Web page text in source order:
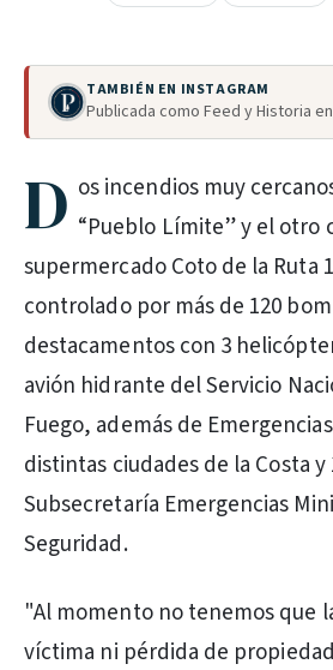
TAMBIÉN EN INSTAGRAM
Publicada como Feed y Historia en
D os incendios muy
“Pueblo Límite” y el otro
supermercado Coto de la Ruta
controlado por más de 120
destacamentos con 3
avión hidrante del Servicio
Fuego, además de
distintas ciudades de la Costa y
Subsecretaría Emergencias
Seguridad.
"Al momento no tenemos que
víctima ni pérdida de